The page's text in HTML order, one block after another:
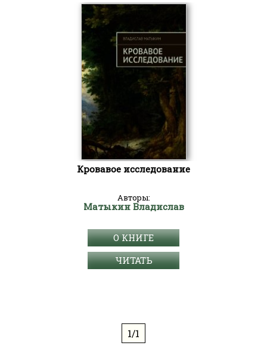
Кровавое исследование
Авторы:
Матыкин Владислав
О КНИГЕ
ЧИТАТЬ
1/1